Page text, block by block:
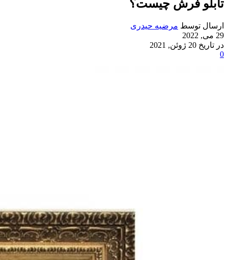
تابلو فرش چیست؟
ارسال توسط مرضیه حیدری
29 می, 2022
در تاریخ 20 ژوئن, 2021
0